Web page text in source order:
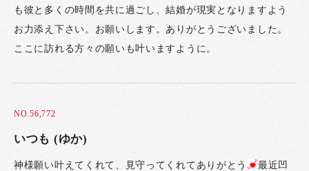
も彼と多くの時間を共に過ごし、結婚が現実となりますよう
お力添え下さい。お願いします。ありがとうございました。
ここに訪れる方々の願いも叶いますように。
NO.56,772
いつも (ゆか)
神様願い叶えてくれて、見守ってくれてありがとう
最近凹